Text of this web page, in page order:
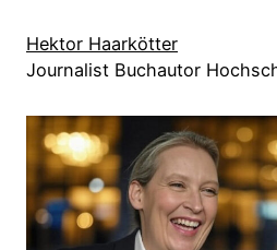
zum
Inhalt
Hektor Haarkötter
Journalist Buchautor